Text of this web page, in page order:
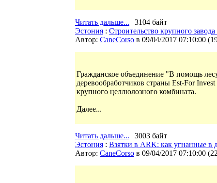
Читать дальше... | 3104 байт
Эстония : Cтроительство крупного
Автор: CaneCorso в 09/04/2017 07:10:00 (
Гражданское объединение "В помощь
деревообработчиков страны Est-For
крупного целлюлозного комбината.
Далее...
Читать дальше... | 3003 байт
Эстония : Взятки в ARK: как угнанные в
Автор: CaneCorso в 09/04/2017 07:10:00 (